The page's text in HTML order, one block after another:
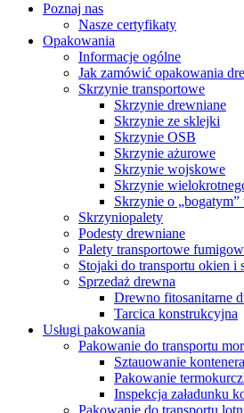
Poznaj nas
Nasze certyfikaty
Opakowania
Informacje ogólne
Jak zamówić opakowania
Skrzynie transportowe
Skrzynie drewniane
Skrzynie ze sklejki
Skrzynie OSB
Skrzynie ażurowe
Skrzynie wojskowe
Skrzynie
Skrzynie o „bogatym”
Skrzyniopalety
Podesty drewniane
Palety transportowe
Stojaki do transportu okien i
Sprzedaż drewna
Drewno fitosanitarne
Tarcica konstrukcyjna
Usługi pakowania
Pakowanie do transportu
Sztauowanie kontenera
Pakowanie
Inspekcja załadunku
Pakowanie do transportu